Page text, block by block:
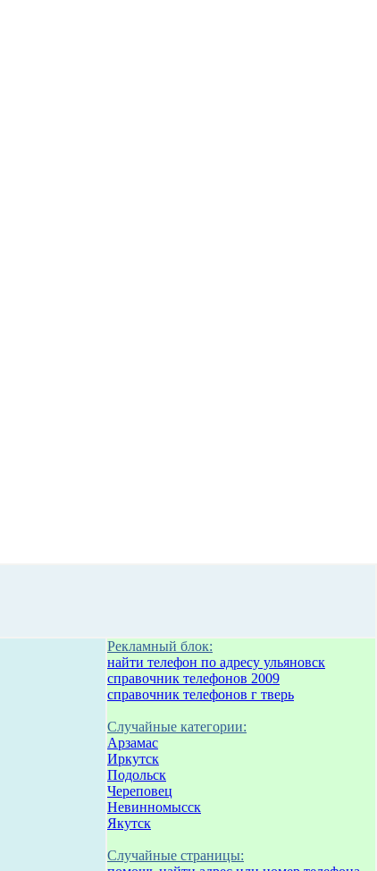
Рекламный блок:
найти телефон по адресу ульяновск
справочник телефонов 2009
справочник телефонов г тверь
Случайные категории:
Арзамас
Иркутск
Подольск
Череповец
Невинномысск
Якутск
Случайные страницы: